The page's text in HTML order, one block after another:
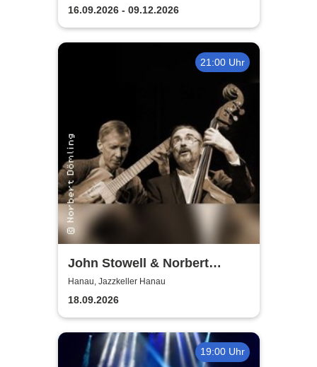
16.09.2026 - 09.12.2026
21:00 Uhr
John Stowell & Norbert
Dömling
Hanau, Jazzkeller Hanau
18.09.2026
19:00 Uhr